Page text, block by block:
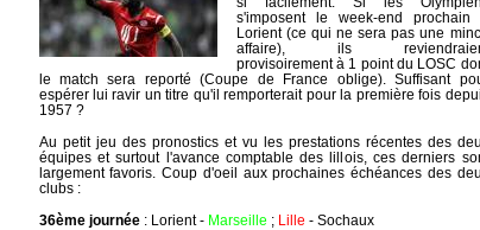
s'imposent le week-end prochain
Lorient (ce qui ne sera pas une
affaire), ils
provisoirement à 1 point du LOSC
le match sera reporté (Coupe de France oblige). Suffisant
espérer lui ravir un titre qu'il remporterait pour la première fois
1957 ?
Au petit jeu des pronostics et vu les prestations récentes des
équipes et surtout l'avance comptable des lillois, ces derniers
largement favoris. Coup d'oeil aux prochaines échéances des
clubs :
36ème journée: Lorient - Marseille ; Lille - Sochaux